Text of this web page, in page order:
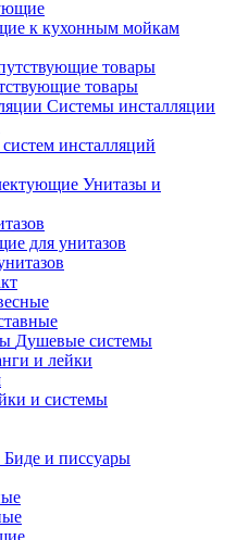
к кухонным мойкам
товары
Системы инсталляции
инсталляций
Унитазы и
для унитазов
Душевые системы
и лейки
и системы
Биде и писсуары